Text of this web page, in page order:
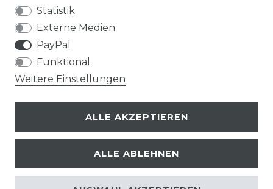
© Copyright 2026 | Alle Rechte vorbehalten.
Statistik
Externe Medien
PayPal
Funktional
Weitere Einstellungen
ALLE AKZEPTIEREN
ALLE ABLEHNEN